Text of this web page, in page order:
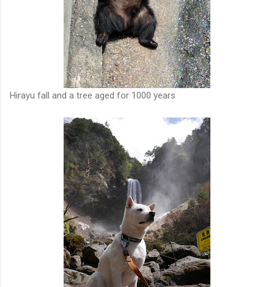
Hirayu fall and a tree aged for 1000 years